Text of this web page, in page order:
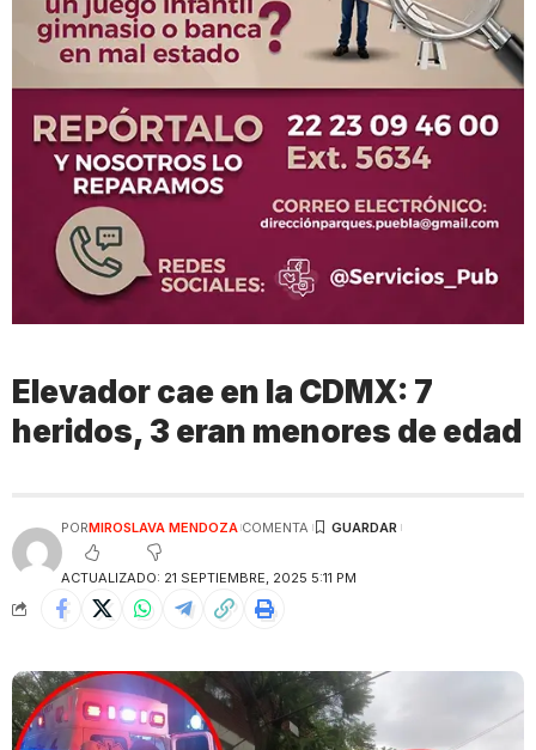
Elevador cae en la CDMX: 7
heridos, 3 eran menores de edad
ACTUALIZADO: 21 SEPTIEMBRE, 2025 5:11 PM
PORMIROSLAVA MENDOZA COMENTA